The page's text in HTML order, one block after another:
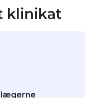
klinikat